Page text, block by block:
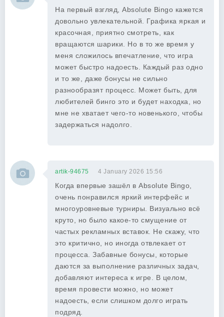
На первый взгляд, Absolute Bingo кажется
довольно увлекательной. Графика яркая и
красочная, приятно смотреть, как
вращаются шарики. Но в то же время у
меня сложилось впечатление, что игра
может быстро надоесть. Каждый раз одно
и то же, даже бонусы не сильно
разнообразят процесс. Может быть, для
любителей бинго это и будет находка, но
мне не хватает чего-то новенького, чтобы
задержаться надолго.
artik-94675 4 January 2026 15:56
Когда впервые зашёл в Absolute Bingo,
очень понравился яркий интерфейс и
многоуровневые турниры. Визуально всё
круто, но было какое-то смущение от
частых рекламных вставок. Не скажу, что
это критично, но иногда отвлекает от
процесса. Забавные бонусы, которые
даются за выполнение различных задач,
добавляют интереса к игре. В целом,
время провести можно, но может
надоесть, если слишком долго играть
подряд.